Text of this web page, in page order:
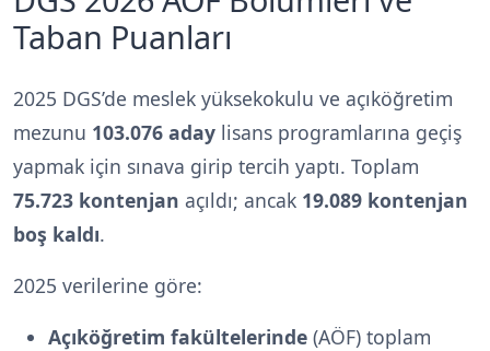
Taban Puanları
2025 DGS’de meslek yüksekokulu ve açıköğretim
mezunu 103.076 aday lisans programlarına geçiş
yapmak için sınava girip tercih yaptı. Toplam
75.723 kontenjan açıldı; ancak 19.089 kontenjan
boş kaldı.
2025 verilerine göre:
Açıköğretim fakültelerinde (AÖF) toplam